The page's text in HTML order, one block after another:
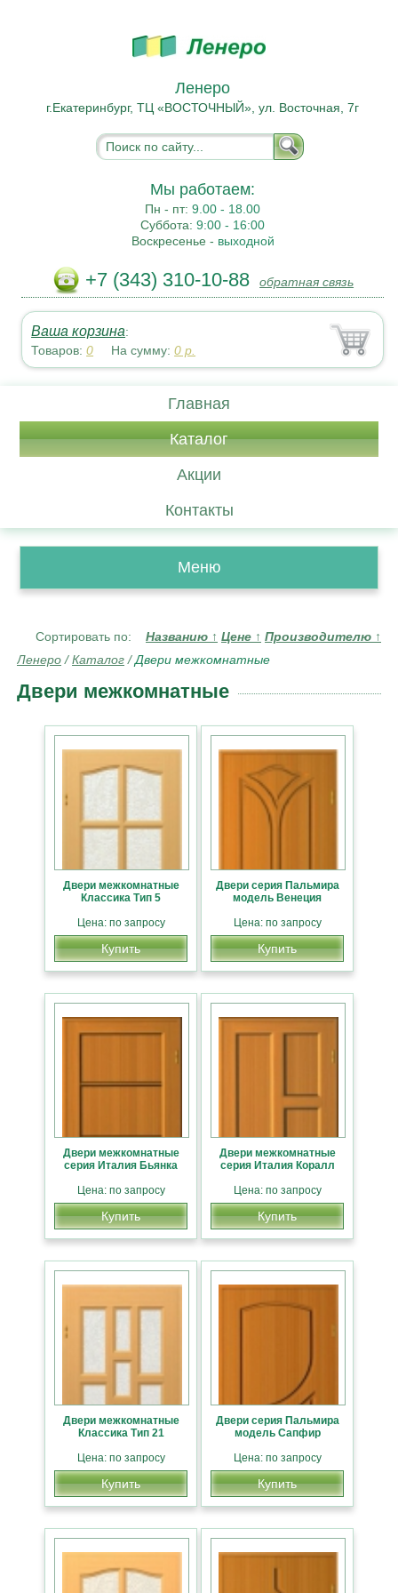
Ленеро
г.Екатеринбург, ТЦ «ВОСТОЧНЫЙ», ул. Восточная, 7г
Мы работаем:
Пн - пт:9.00 - 18.00
Суббота:9:00 - 16:00
Воскресенье - выходной
+7 (343) 310-10-88 обратная связь
Ваша корзина:
Товаров:0 На сумму:0 р.
Главная
Каталог
Акции
Контакты
Меню
Сортировать по: Названию ↑ Цене ↑ Производителю ↑
Ленеро /Каталог /Двери межкомнатные
Двери межкомнатные
Двери межкомнатные
Классика Тип 5
Цена: по запросу
Купить
Двери серия Пальмира
модель Венеция
Цена: по запросу
Купить
Двери межкомнатные
серия Италия Бьянка
Цена: по запросу
Купить
Двери межкомнатные
серия Италия Коралл
Цена: по запросу
Купить
Двери межкомнатные
Классика Тип 21
Цена: по запросу
Купить
Двери серия Пальмира
модель Сапфир
Цена: по запросу
Купить